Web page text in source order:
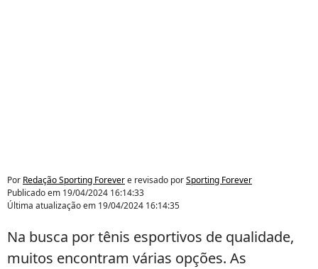
Por Redação Sporting Forevere revisado porSporting Forever
Publicado em 19/04/2024 16:14:33
Última atualização em 19/04/2024 16:14:35
Na busca por tênis esportivos de qualidade,
muitos encontram várias opções. As